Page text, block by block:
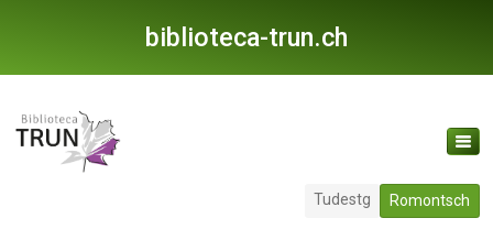
biblioteca-trun.ch
Tudestg Romontsch